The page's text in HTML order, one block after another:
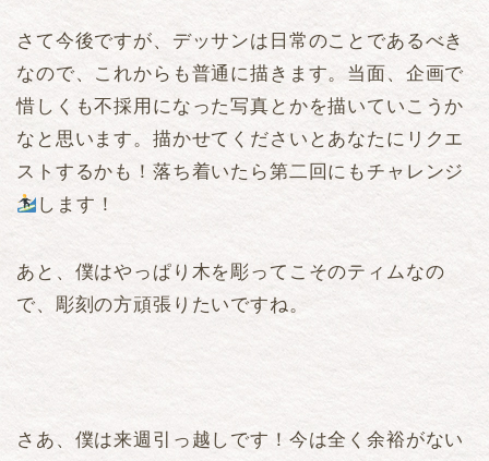
さて今後ですが、デッサンは日常のことであるべき
なので、これからも普通に描きます。当面、企画で
惜しくも不採用になった写真とかを描いていこうか
なと思います。描かせてくださいとあなたにリクエ
ストするかも！落ち着いたら第二回にもチャレンジ
します！
あと、僕はやっぱり木を彫ってこそのティムなの
で、彫刻の方頑張りたいですね。
さあ、僕は来週引っ越しです！今は全く余裕がない